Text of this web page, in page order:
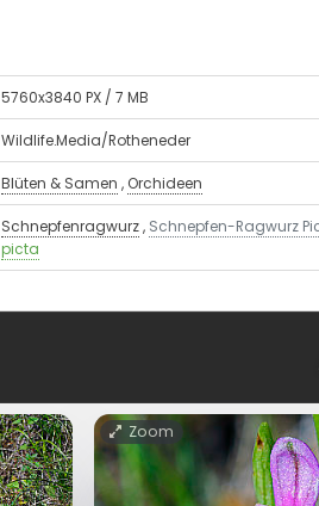
5760x3840 PX / 7 MB
Wildlife.Media/Rotheneder
Blüten & Samen , Orchideen
Schnepfenragwurz, Schnepfen-Ragwurz
picta
Zoom